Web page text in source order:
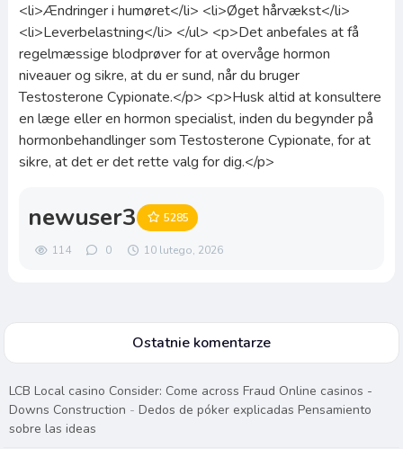
<li>Ændringer i humøret</li> <li>Øget hårvækst</li>
<li>Leverbelastning</li> </ul> <p>Det anbefales at få
regelmæssige blodprøver for at overvåge hormon
niveauer og sikre, at du er sund, når du bruger
Testosterone Cypionate.</p> <p>Husk altid at konsultere
en læge eller en hormon specialist, inden du begynder på
hormonbehandlinger som Testosterone Cypionate, for at
sikre, at det er det rette valg for dig.</p>
newuser3 5285
114 0 10 lutego, 2026
Ostatnie komentarze
LCB Local casino Consider: Come across Fraud Online casinos -
Downs Construction -Dedos de póker explicadas Pensamiento
sobre las ideas